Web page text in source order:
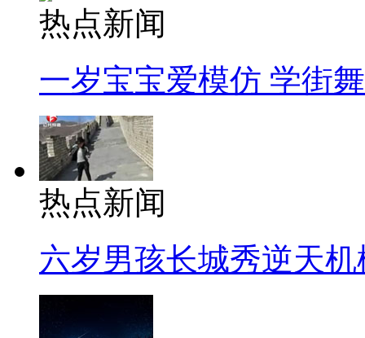
热点新闻
一岁宝宝爱模仿 学街
热点新闻
六岁男孩长城秀逆天机